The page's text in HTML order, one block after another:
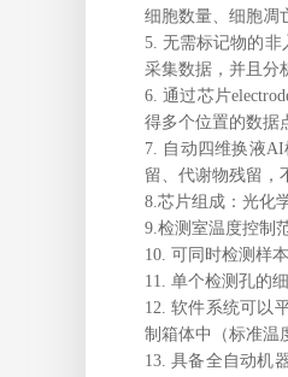
细胞数量、细胞凋
5. 无需标记物的非
采集数据，并且分
6. 通过芯片
得多个位置的数据
7. 自动 四维换液
留、代谢物残留，
8.芯片组成：光化
9.检测室温度控制
10. 可同时检测样本
11. 单个检测孔的
12. 软件系统可以
制箱体中（标准温
13. 具备全自动机